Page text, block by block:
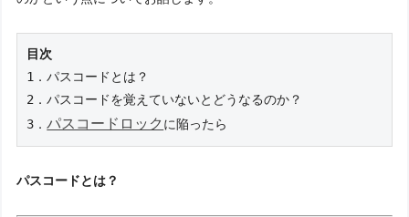
目次
1．パスコードとは？
2．パスコードを覚えていないとどうなるのか？
3．パスコードロック に陥ったら
パスコードとは？